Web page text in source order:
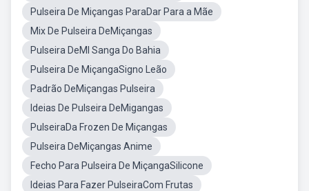
Pulseira De Miçangas ParaDar Para a Mãe
Mix De Pulseira DeMiçangas
Pulseira DeMI Sanga Do Bahia
Pulseira De MiçangaSigno Leão
Padrão DeMiçangas Pulseira
Ideias De Pulseira DeMigangas
PulseiraDa Frozen De Miçangas
Pulseira DeMiçangas Anime
Fecho Para Pulseira De MiçangaSilicone
Ideias Para Fazer PulseiraCom Frutas